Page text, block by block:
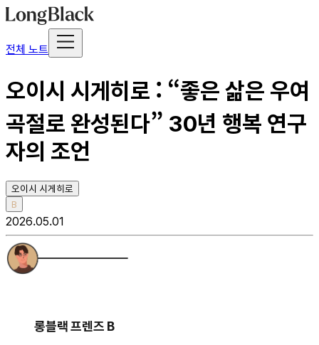
전체 노트
오이시 시게히로 : “좋은 삶은 우여
곡절로 완성된다” 30년 행복 연구
자의 조언
오이시 시게히로
B
2026.05.01
롱블랙 프렌즈 B